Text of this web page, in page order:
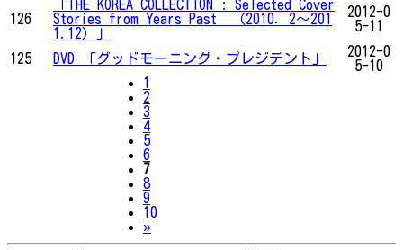
126
「THE KOREA COLLECTION : Selected Cover
Stories from Years Past （2010．2～201
1.12）」
2012-0
5-11
125 DVD 「グッドモーニング・プレジデント」
2012-0
5-10
1
2
3
4
5
6
7
8
9
10
»Next